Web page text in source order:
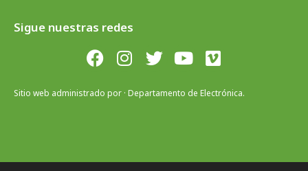
Sigue nuestras redes
Sitio web administrado por · Departamento de Electrónica.